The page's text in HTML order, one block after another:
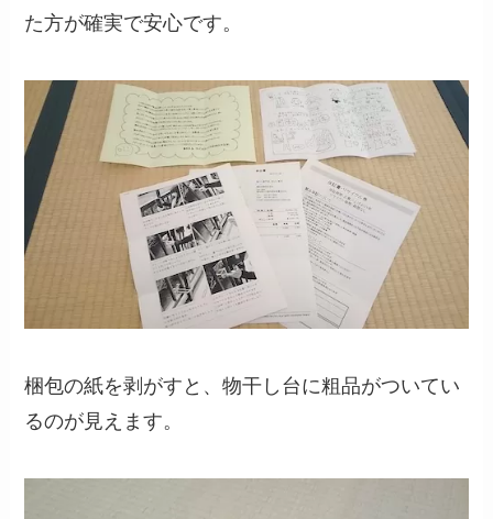
た方が確実で安心です。
梱包の紙を剥がすと、物干し台に粗品がついてい
るのが見えます。